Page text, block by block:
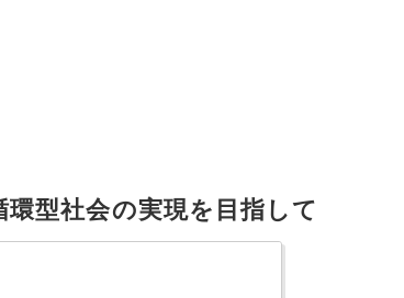
型社会の実現を目指して